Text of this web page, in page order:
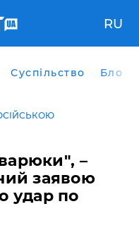
RU
Суспільство Блоги
–
заявою
удар по